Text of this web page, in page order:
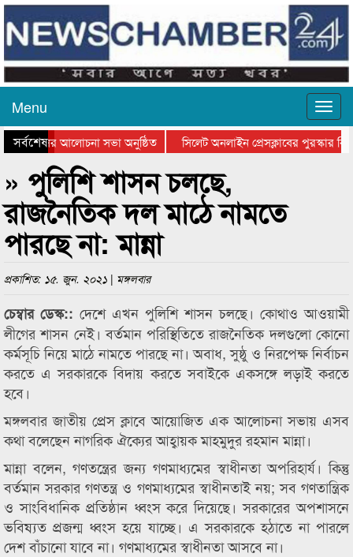
Menu
সর্বশেষ
দিবসের আলোচনা সভা অনুষ্ঠিত
সিলেট অনলাইন প্রেসক্লাবের পুরস্কার
সভা ও সম্মাননা প্রদান
» পুলিশি শাসন চলছে,
রাজনৈতিক দল মাঠে নামতে
পারছে না: মান্না
প্রকাশিত: ১৫. জুন. ২০২১ | মঙ্গলবার
চেম্বার ডেস্ক:: দেশে এখন পুলিশি শাসন চলছে। কোথাও আওয়ামী
লীগের শাসন নেই। বর্তমান পরিস্থিতিতে রাজনৈতিক দলগুলো কোনো
কর্মসূচি নিয়ে মাঠে নামতে পারছে না। অবাধ, সুষ্ঠু ও নিরপেক্ষ নির্বাচন
করতে এ সরকারকে বিদায় করতে সবাইকে একসঙ্গে লড়াই করতে
হবে।
মঙ্গলবার জাতীয় প্রেস ক্লাবে আয়োজিত এক আলোচনা সভায় এসব
কথা বলেছেন নাগরিক ঐক্যের আহ্বায়ক মাহমুদুর রহমান মান্না।
মান্না বলেন, গণতন্ত্রের জন্য গণমাধ্যমের স্বাধীনতা অপরিহার্য। কিন্তু
বর্তমান সরকার গণতন্ত্র ও গণমাধ্যমের স্বাধীনতাই নয়; সব গণতান্ত্রিক
ও সাংবিধানিক প্রতিষ্ঠান ধ্বংস করে দিয়েছে। সরকারের অপশাসনে
ভবিষ্যত প্রজন্ম ধ্বংস হয়ে যাচ্ছে। এ সরকারকে হঠাতে না পারলে
দেশ বাঁচানো যাবে না। গণমাধ্যমের স্বাধীনতা আসবে না।